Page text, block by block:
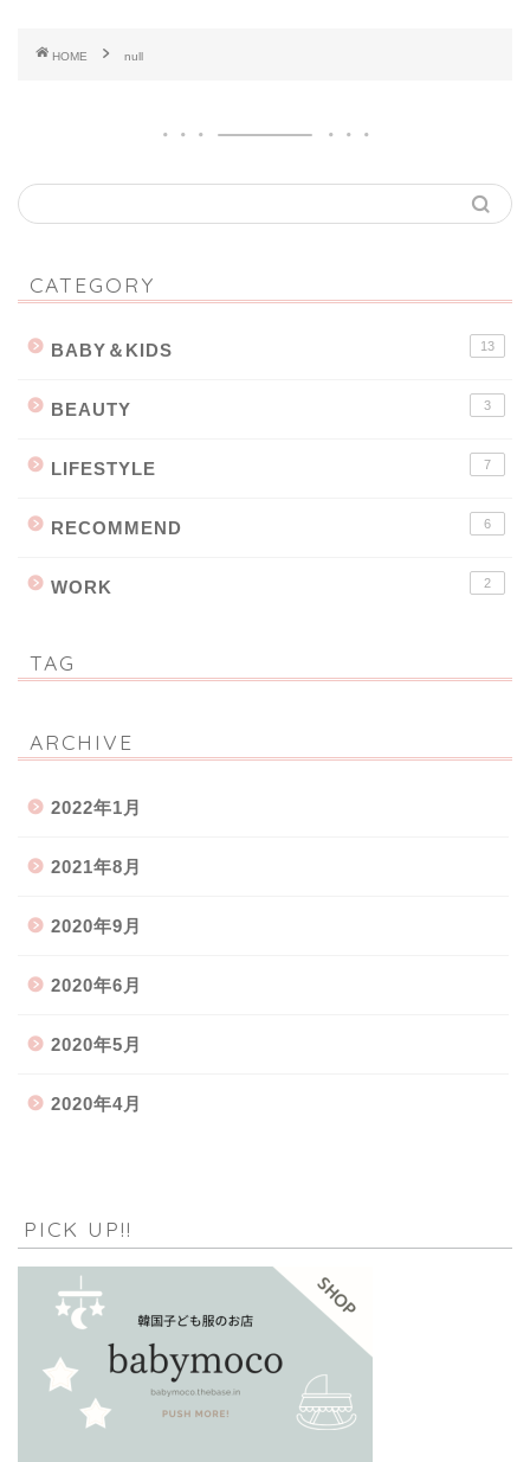
HOME null
CATEGORY
BABY＆KIDS 13
BEAUTY 3
LIFESTYLE 7
RECOMMEND 6
WORK 2
TAG
ARCHIVE
2022年1月
2021年8月
2020年9月
2020年6月
2020年5月
2020年4月
PICK UP!!